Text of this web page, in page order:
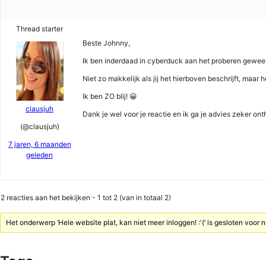
Thread starter
clausjuh
(@clausjuh)
7 jaren, 6 maanden
geleden
Beste Johnny,
Ik ben inderdaad in cyberduck aan het proberen
Niet zo makkelijk als jij het hierboven beschrijft, maar
Ik ben ZO blij! 😀
Dank je wel voor je reactie en ik ga je advies zeker
2 reacties aan het bekijken - 1 tot 2 (van in totaal 2)
Het onderwerp ‘Hele website plat, kan niet meer inloggen! :'(’ is gesloten voor